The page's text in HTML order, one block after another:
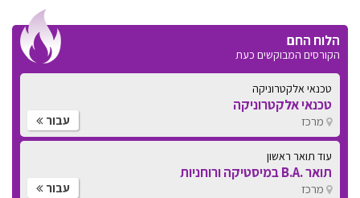
הלוח החם
הקורסים המבוקשים כעת
טכנאי אלקטרוניקה
טכנאי אלקטרוניקה
מרכז עבור
עוד תואר ראשון
תואר .B.A במיסטיקה ורוחניות
מרכז עבור